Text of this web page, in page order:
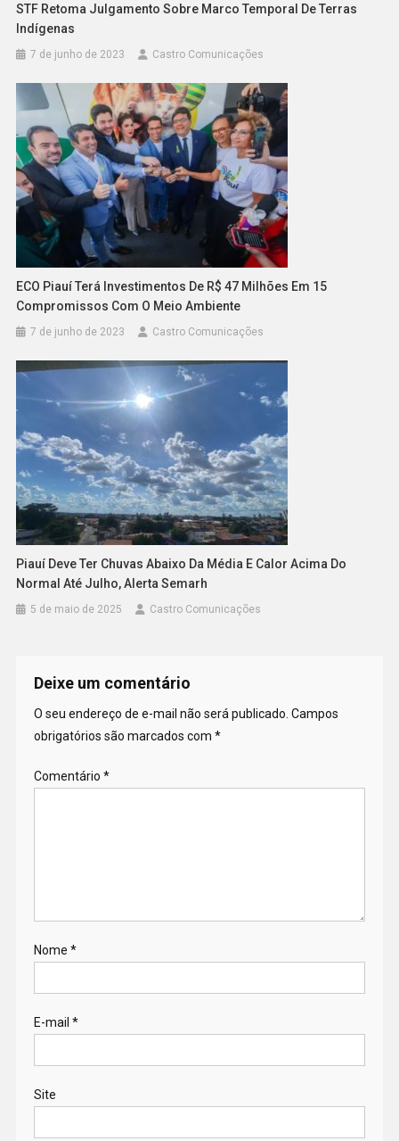
STF Retoma Julgamento Sobre Marco Temporal De Terras
Indígenas
7 de junho de 2023 Castro Comunicações
ECO Piauí Terá Investimentos De R$ 47 Milhões Em 15
Compromissos Com O Meio Ambiente
7 de junho de 2023 Castro Comunicações
Piauí Deve Ter Chuvas Abaixo Da Média E Calor Acima Do
Normal Até Julho, Alerta Semarh
5 de maio de 2025 Castro Comunicações
Deixe um comentário
O seu endereço de e-mail não será publicado. Campos
obrigatórios são marcados com *
Comentário *
Nome *
E-mail *
Site